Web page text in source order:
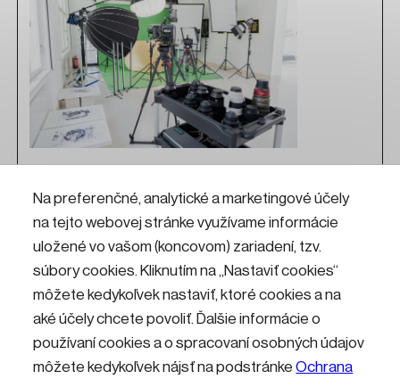
Na preferenčné, analytické a marketingové účely
na tejto webovej stránke využívame informácie
uložené vo vašom (koncovom) zariadení, tzv.
súbory cookies. Kliknutím na „Nastaviť cookies“
môžete kedykoľvek nastaviť, ktoré cookies a na
aké účely chcete povoliť. Ďalšie informácie o
používaní cookies a o spracovaní osobných údajov
môžete kedykoľvek nájsť na podstránkeOchrana
Fotoateliér
Chceš fotiť alebo nakrúcať ako profesionál? Príď do
Fotoateliéru v KKC Hviezda! Nájdeš tu profesionálnu
techniku od fotografických a filmových objektívov,
fotoaparátov a filmových kamier, zábleskových
a stálych LED svetiel so softboxami, až
po stabilizátor, car-mount, žeriav, 200 metrovú
diaľkovo ovládanú lanovku alebo 6-osé robotické
rameno.